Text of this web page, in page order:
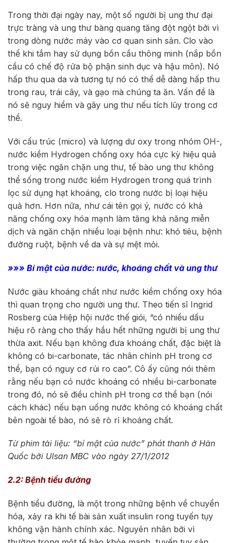
Trong thời đại ngày nay, một số người bị ung thư đại
trực tràng và ung thư bàng quang tăng đột ngột bởi vì
trong dòng nước máy vào cơ quan sinh sản. Clo vào
thể khi tắm hay sử dụng bồn cầu thông minh (nắp bồn
cầu có chế độ rửa bộ phận sinh dục và hậu môn). Nó
hấp thu qua da và tương tự nó có thể dễ dàng hấp thu
trong rau, trái cây, và gạo mà chúng ta ăn. Vấn đề là
nó sẽ nguy hiểm và gây ung thư nếu tích lũy trong cơ
thể.
Với cấu trúc (micro) và lượng dư oxy trong nhóm OH-,
nước kiềm Hydrogen chống oxy hóa cực kỳ hiệu quả
trong việc ngăn chặn ung thư, tế bào ung thư không
thể sống trong nước kiềm Hydrogen trong quá trình
lọc sử dụng hạt khoáng, clo trong nước bị loại hiệu
quả hơn. Hơn nữa, như cái tên gọi ý, nước có khả
năng chống oxy hóa mạnh làm tăng khả năng miễn
dịch và ngăn chặn nhiều loại bệnh như: khó tiêu, bệnh
đường ruột, bệnh về da và sự mệt mỏi.
»»» Bí mật của nước: nước, khoáng chất và ung thư
Nước giàu khoáng chất như nước kiềm chống oxy hóa
thì quan trọng cho người ung thư. Theo tiến sĩ Ingrid
Rosberg của Hiệp hội nước thế giói, “có nhiều dấu
hiệu rõ ràng cho thấy hầu hết những người bị ung thư
thừa axit. Nếu bạn không đưa khoáng chất, đặc biệt là
không có bi-carbonate, tác nhân chỉnh pH trong cơ
thể, bạn có nguy cơ rủi ro cao”. Cô ấy cũng nói thêm
rằng nếu bạn có nước khoáng có nhiều bi-carbonate
trong đó, nó sẽ điều chỉnh pH trong cơ thể bạn (nói
cách khác) nếu bạn uống nước không có khoáng chất
bên ngoài tế bào, nó sẽ rò rỉ khoáng chất.
Từ phim tài liệu: “bí mật của nước” phát thanh ở Hàn
Quốc bởi Ulsan MBC vào ngày 27/1/2012
2.2: Bệnh tiểu đường
Bệnh tiểu đường, là một trong những bệnh về chuyển
hóa, xảy ra khi tế bài sản xuất insulin rong tuyến tụy
không vận hành chính xác. Nguyên nhân bởi vì